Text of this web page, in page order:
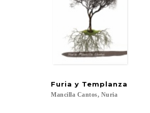
Furia y Templanza
Mancilla Cantos, Nuria